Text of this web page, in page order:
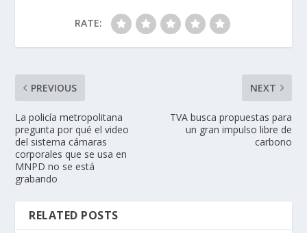
RATE:
PREVIOUS
La policía metropolitana
pregunta por qué el video
del sistema cámaras
corporales que se usa en
MNPD no se está
grabando
NEXT
TVA busca propuestas para
un gran impulso libre de
carbono
RELATED POSTS